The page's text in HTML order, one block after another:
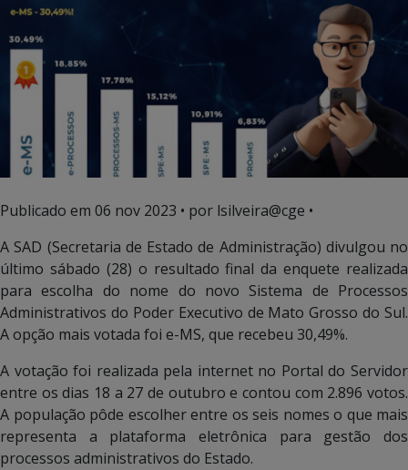
Publicado em 06 nov 2023 • por lsilveira@cge •
A SAD (Secretaria de Estado de Administração) divulgou no
último sábado (28) o resultado final da enquete realizada
para escolha do nome do novo Sistema de Processos
Administrativos do Poder Executivo de Mato Grosso do Sul.
A opção mais votada foi e-MS, que recebeu 30,49%.
A votação foi realizada pela internet no Portal do Servidor
entre os dias 18 a 27 de outubro e contou com 2.896 votos.
A população pôde escolher entre os seis nomes o que mais
representa a plataforma eletrônica para gestão dos
processos administrativos do Estado.